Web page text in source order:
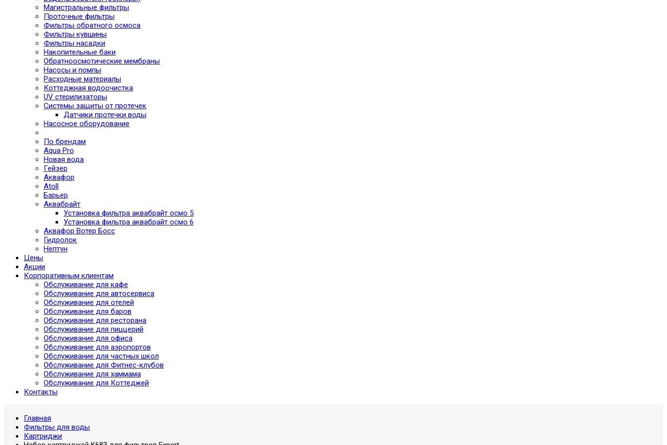
Магистральные фильтры
Проточные фильтры
Фильтры обратного осмоса
Фильтры кувшины
Фильтры насадки
Накопительные баки
Обратноосмотические мембраны
Насосы и помпы
Расходные материалы
Коттеджная водоочистка
UV стерилизаторы
Системы защиты от протечек
Датчики протечки воды
Насосное оборудование
По брендам
Aqua Pro
Новая вода
Гейзер
Аквафор
Atoll
Барьер
Аквабрайт
Установка фильтра аквабрайт осмо 5
Установка фильтра аквабрайт осмо 6
Аквафор Вотер Босс
Гидролок
Нептун
Цены
Акции
Корпоративным клиентам
Обслуживание для кафе
Обслуживание для автосервиса
Обслуживание для отелей
Обслуживание для баров
Обслуживание для ресторана
Обслуживание для пиццерий
Обслуживание для офиса
Обслуживание для аэропортов
Обслуживание для частных школ
Обслуживание для Фитнес-клубов
Обслуживание для хаммама
Обслуживание для Коттеджей
Контакты
Главная
Фильтры для воды
Картриджи